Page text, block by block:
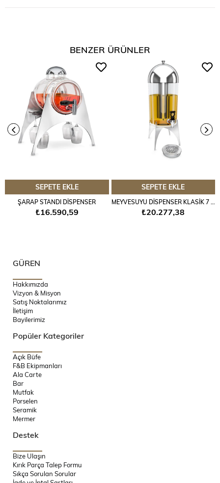
BENZER ÜRÜNLER
SEPETE EKLE
ŞARAP STANDI DİSPENSER
₺16.590,59
SEPETE EKLE
₺20.277,38
GÜREN
Hakkımızda
Vizyon & Misyon
Satış Noktalarımız
İletişim
Bayilerimiz
Popüler Kategoriler
Açık Büfe
F&B Ekipmanları
Ala Carte
Bar
Mutfak
Porselen
Seramik
Mermer
Destek
Bize Ulaşın
Kırık Parça Talep Formu
Sıkça Sorulan Sorular